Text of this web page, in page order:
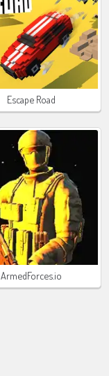
Escape Road
ArmedForces.io